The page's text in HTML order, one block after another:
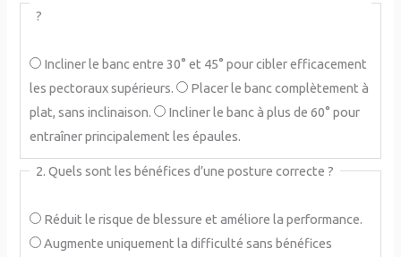
?
Incliner le banc entre 30° et 45° pour cibler efficacement
les pectoraux supérieurs.
Placer le banc complètement à
plat, sans inclinaison.
Incliner le banc à plus de 60° pour
entraîner principalement les épaules.
2. Quels sont les bénéfices d’une posture correcte ?
Réduit le risque de blessure et améliore la performance.
Augmente uniquement la difficulté sans bénéfices